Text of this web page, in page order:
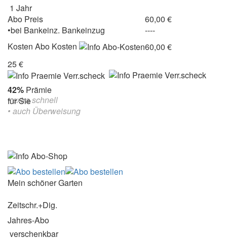
1 Jahr
Abo Preis
60,00 €
•bei Bankeinz. Bankeinzug
----
Kosten Abo Kosten
60,00 €
25 €
42% Prämie
für Sie
• extra schnell
• auch Überweisung
Mein schöner Garten
Zeitschr.+Dig.
Jahres-Abo
verschenkbar